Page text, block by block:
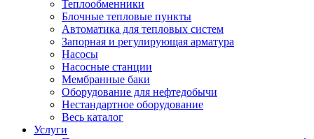
Теплообменники
Блочные тепловые пункты
Автоматика для тепловых систем
Запорная и регулирующая арматура
Насосы
Насосные станции
Мембранные баки
Оборудование для нефтедобычи
Нестандартное оборудование
Весь каталог
Услуги